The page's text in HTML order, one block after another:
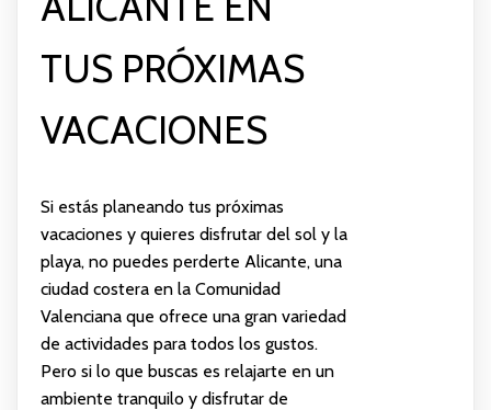
TUS PRÓXIMAS
VACACIONES
Si estás planeando tus próximas
vacaciones y quieres disfrutar del sol y la
playa, no puedes perderte Alicante, una
ciudad costera en la Comunidad
Valenciana que ofrece una gran variedad
de actividades para todos los gustos.
Pero si lo que buscas es relajarte en un
ambiente tranquilo y disfrutar de